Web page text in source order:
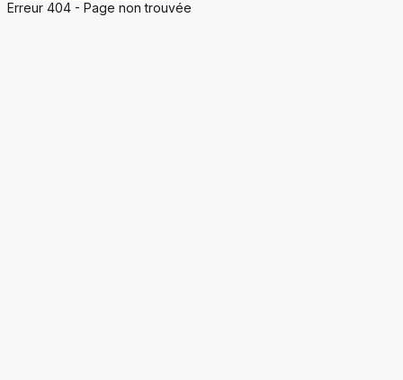
Erreur 404 - Page non trouvée